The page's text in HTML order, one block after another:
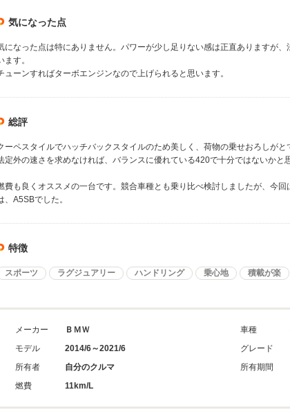
気になった点
になった点は特にありません。パワーが少し足りない感は正直ありますが
ます。
ューンすればターボエンジンなので上げられると思います。
総評
ーペスタイルでハッチバックスタイルのため美しく、荷物の乗せおろしがと
定外の速さを求めなければ、バランスに優れている420で十分ではないかと
費も良くオススメの一台です。競合車種とも乗り比べ検討しましたが、今
、A5SBでした。
特徴
スポーツ ラグジュアリー ハンドリング 乗心地 積載が楽
メーカー
ＢＭＷ
モデル
2014/6～2021/6
所有者
自分のクルマ
燃費
11km/L
車種
グレード
所有期間